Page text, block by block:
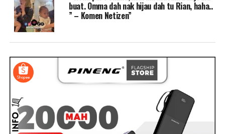
buat. Omma dah nak hijau dah tu Rian, haha..
” – Komen Netizen”